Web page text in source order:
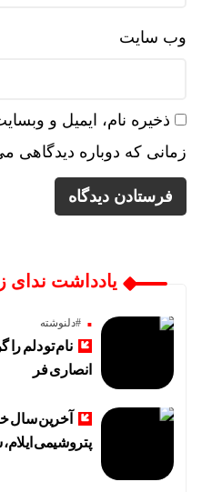
وب‌ سایت
ذخیره نام، ایمیل و
زمانی که دوباره دیدگاهی
یادداشت ندای
#دلنوشته
نام تو دلم
انصاری فر
آخرین سال
پتروشیمی